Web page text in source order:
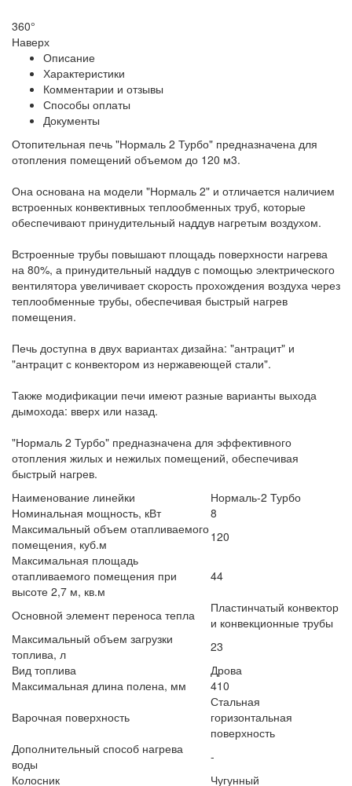
360°
Наверх
Описание
Характеристики
Комментарии и отзывы
Способы оплаты
Документы
Отопительная печь "Нормаль 2 Турбо" предназначена для
отопления помещений объемом до 120 м3.
Она основана на модели "Нормаль 2" и отличается наличием
встроенных конвективных теплообменных труб, которые
обеспечивают принудительный наддув нагретым воздухом.
Встроенные трубы повышают площадь поверхности нагрева
на 80%, а принудительный наддув с помощью электрического
вентилятора увеличивает скорость прохождения воздуха через
теплообменные трубы, обеспечивая быстрый нагрев
помещения.
Печь доступна в двух вариантах дизайна: "антрацит" и
"антрацит с конвектором из нержавеющей стали".
Также модификации печи имеют разные варианты выхода
дымохода: вверх или назад.
"Нормаль 2 Турбо" предназначена для эффективного
отопления жилых и нежилых помещений, обеспечивая
быстрый нагрев.
Наименование линейки
Нормаль-2 Турбо
Номинальная мощность, кВт
8
Максимальный объем отапливаемого
помещения, куб.м
120
Максимальная площадь
отапливаемого помещения при
высоте 2,7 м, кв.м
44
Основной элемент переноса тепла
Пластинчатый конвектор
и конвекционные трубы
Максимальный объем загрузки
топлива, л
23
Вид топлива
Дрова
Максимальная длина полена, мм
410
Варочная поверхность
Стальная
горизонтальная
поверхность
Дополнительный способ нагрева
воды
-
Колосник
Чугунный